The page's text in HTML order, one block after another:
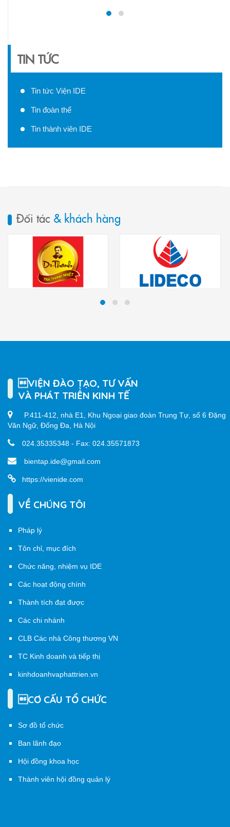
TIN TỨC
Tin tức Viện IDE
Tin đoàn thể
Tin thành viên IDE
Đối tác & khách hàng
VIỆN ĐÀO TẠO, TƯ VẤN
VÀ PHÁT TRIỂN KINH TẾ
P.411-412, nhà E1, Khu Ngoại giao đoàn Trung Tự, số 6 Đặng
Văn Ngữ, Đống Đa, Hà Nội
024.35335348 - Fax: 024.35571873
bientap.ide@gmail.com
https://vienide.com
VỀ CHÚNG TÔI
Pháp lý
Tôn chỉ, mục đích
Chức năng, nhiệm vụ IDE
Các hoạt động chính
Thành tích đạt được
Các chi nhánh
CLB Các nhà Công thương VN
TC Kinh doanh và tiếp thị
kinhdoanhvaphattrien.vn
CƠ CẤU TỔ CHỨC
Sơ đồ tổ chức
Ban lãnh đạo
Hội đồng khoa học
Thành viên hội đồng quản lý